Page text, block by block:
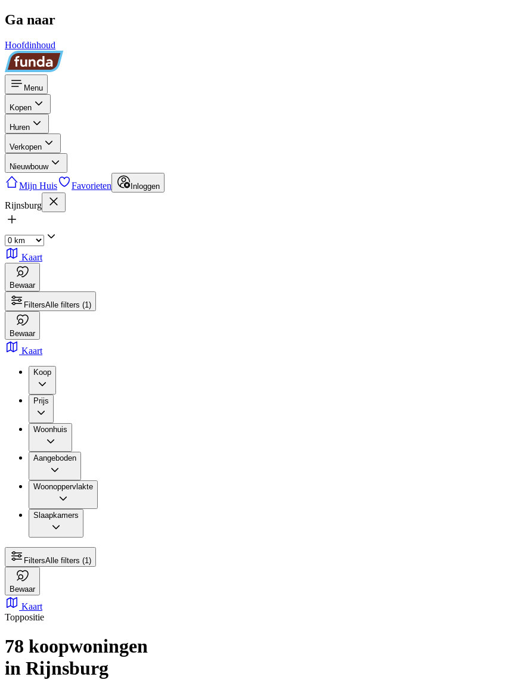
Ga naar
Hoofdinhoud
Menu
Kopen
Huren
Verkopen
Nieuwbouw
Mijn Huis Favorieten Inloggen
Rijnsburg
Kaart
Bewaar
FiltersAlle filters (1)
Bewaar
Kaart
Koop
Prijs
Woonhuis
Aangeboden
Woonoppervlakte
Slaapkamers
FiltersAlle filters (1)
Bewaar
Kaart
Toppositie
78 koopwoningen
in Rijnsburg